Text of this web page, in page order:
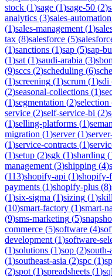
stock (1)sage (1)sage-50 (2)
analytics (3)sales-automation
(1)sales-management (1)
tax (8)salesforce (5)
(1)sanctions (1)sap (5)sap-
(1)sat (1)saudi-arabia (3)
(9)sccs (2)scheduling (6)
(1)screening (1)scrum (1)sdi
(2)seasonal-collections (1)
(1)segmentation (2)selection
service (2)self-service-bi (2)
(1)selling-platforms (1)
migration (1)server(1)
(1)service-contracts (1)
(1)setup (2)sgk (1)sharding (
management (3)shipping (4)
(113)shopify-api (1)shopify-
payments (1)shopify-plus (8)
(1)six-sigma (1)sizing (1)
(10)smart-factory (1)smart-
(9)sms-marketing (5)
commerce (5)software (4)
development (1)software-
(1)solutions (1)sop (2)south-
(1)southeast-asia (2)spc (1)
(2)spot (1)spreadsheets (1)sql